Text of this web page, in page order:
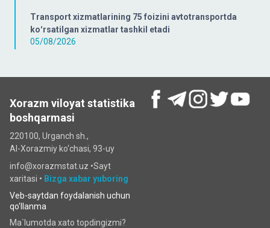
Transport xizmatlarining 75 foizini avtotransportda
koʻrsatilgan xizmatlar tashkil etadi
05/08/2026
Xorazm viloyat statistika
boshqarmasi
220100, Urganch sh.,
Al-Xorazmiy ko‘chаsi, 93-uy
info@xorazmstat.uz •Sayt
xaritasi • Bizga xabar yuboring
Veb-saytdan foydalanish uchun
qo'llanma
Ma`lumotda xato topdingizmi?